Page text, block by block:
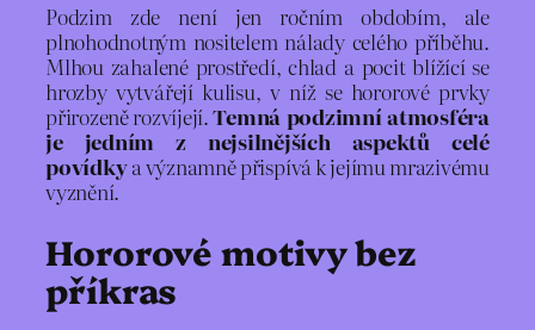
Podzim zde není jen ročním obdobím, ale
plnohodnotným nositelem nálady celého příběhu.
Mlhou zahalené prostředí, chlad a pocit blížící se
hrozby vytvářejí kulisu, v níž se hororové prvky
přirozeně rozvíjejí.Temná podzimní atmosféra
je jedním z nejsilnějších aspektů celé
povídkya významně přispívá k jejímu mrazivému
vyznění.
Hororové motivy bez
příkras